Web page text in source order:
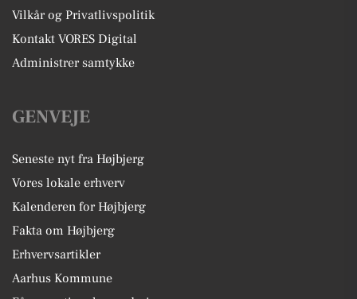
Vilkår og Privatlivspolitik
Kontakt VORES Digital
Administrer samtykke
GENVEJE
Seneste nyt fra Højbjerg
Vores lokale erhverv
Kalenderen for Højbjerg
Fakta om Højbjerg
Erhvervsartikler
Aarhus Kommune